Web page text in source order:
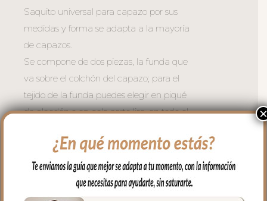
Saquito universal para capazo por sus
medidas y forma se adapta a la mayoría
de capazos.
Se compone de dos piezas, la funda que
va sobre el colchón del capazo; para el
tejido de la funda puedes elegir en piqué
de algodón o en pelo corto liso, en todo el
cubrir la cremallera para no rozar al bebé
en las piernitas.
Para la tapa del saco tejido piqué
bordado; un piqué de algodón.
×